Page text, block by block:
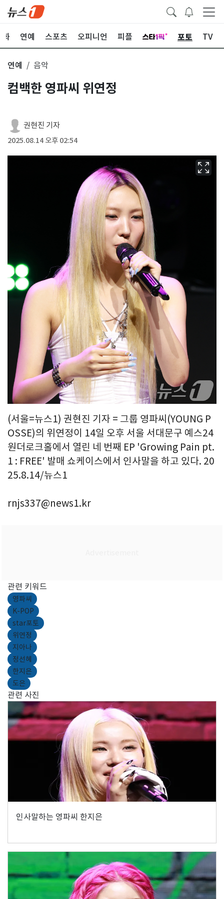
화 연예 스포츠 오피니언 피플 포토 TV
연예 음악
컴백한 영파씨 위연정
권현진 기자
2025.08.14 오후 02:54
(서울=뉴스1) 권현진 기자 = 그룹 영파씨(YOUNG P
OSSE)의 위연정이 14일 오후 서울 서대문구 예스24
원더로크홀에서 열린 네 번째 EP 'Growing Pain pt.
1 : FREE' 발매 쇼케이스에서 인사말을 하고 있다. 20
25.8.14/뉴스1
rnjs337@news1.kr
관련 키워드
영파씨
K-POP
star포토
위연정
지아나
정선혜
한지은
도은
관련 사진
인사말하는 영파씨 한지은